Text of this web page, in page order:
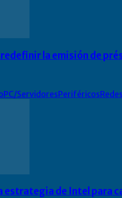
la emisión de
PC/ServidoresPeriféricosRedes
estrategia de Intel para